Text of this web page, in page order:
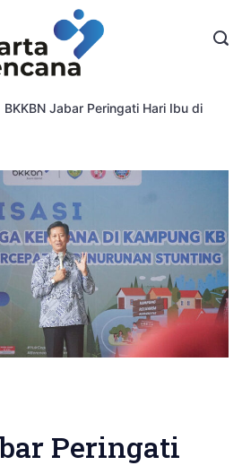
BKKBN Jabar Peringati Hari Ibu di
Peringati